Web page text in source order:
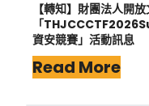
【轉知】財團法人開
「
資安競賽」活動訊息
Read More